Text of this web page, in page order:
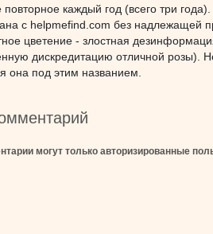
повторное каждый год (всего три
с helpmefind.com без надлежащей
цветение - злостная
дискредитацию отличной розы).
она под этим названием.
могут только авторизированные